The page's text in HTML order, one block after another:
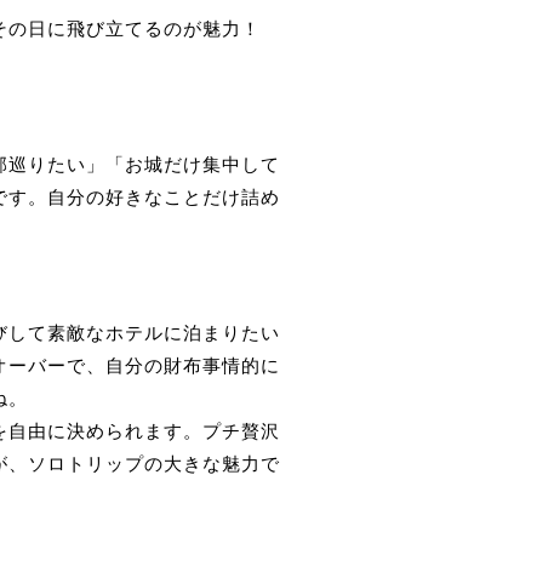
日に飛び立てるのが魅力！
りたい」「お城だけ集中して
。自分の好きなことだけ詰め
て素敵なホテルに泊まりたい
バーで、自分の財布事情的に
由に決められます。プチ贅沢
ソロトリップの大きな魅力で